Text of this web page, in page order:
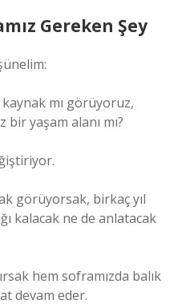
Gereken Şey
mı görüyoruz,
bir yaşam alanı mı?
görüyorsak, birkaç yıl
kalacak ne de anlatacak
hem soframızda balık
devam eder.